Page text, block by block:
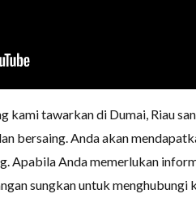
kami tawarkan di Dumai, Riau
bersaing. Anda akan
Apabila Anda memerlukan
sungkan untuk